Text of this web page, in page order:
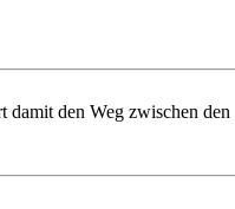
damit den Weg zwischen den